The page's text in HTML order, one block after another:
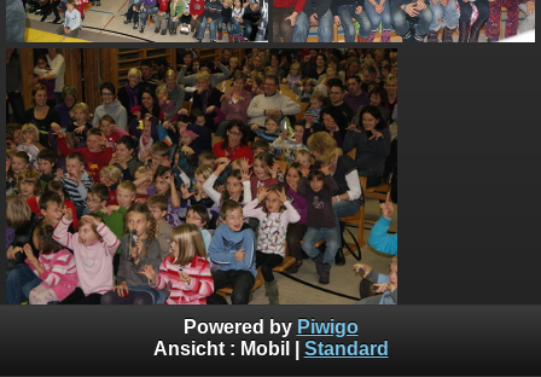
Powered by Piwigo
Ansicht : Mobil Standard